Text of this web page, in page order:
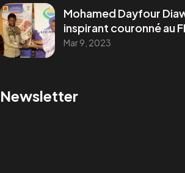
Mohamed Dayfour
inspirant couronné au
Mar 9, 2023
Newsletter
ceo@visualprod-studios.com
Services